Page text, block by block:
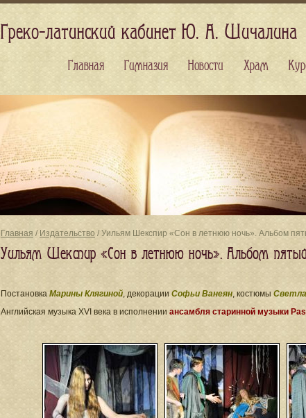
Главная / Издательство / Уильям Шекспир «Сон в летнюю ночь». Альбом
Уильям Шекспир «Сон в летнюю ночь». Альбом
Постановка Марины Клягиной, декорации Софьи Ванеян, костюмы
Английская музыка XVI века в исполнении ансамбля старинной музыки
Греко-латинский кабинет Ю. А. Шичалина
Главная Гимназия Новости Храм